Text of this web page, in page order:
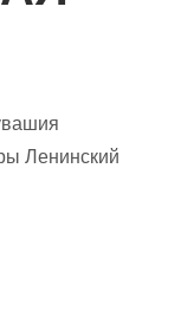
Ленинский